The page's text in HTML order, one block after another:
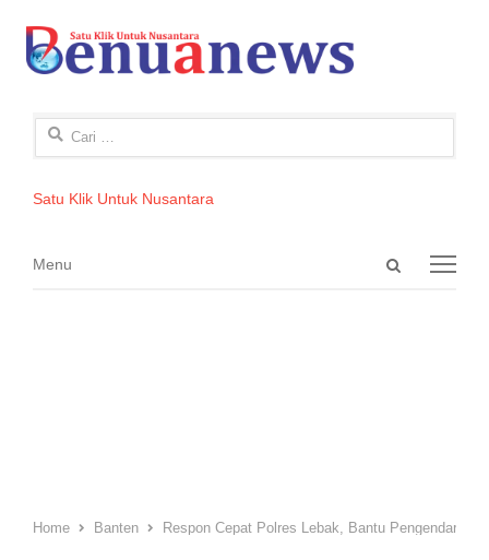
Cari
Satu Klik Untuk Nusantara
Open
Menu
Menu
Home Banten Respon Cepat Polres Lebak, Bantu Pengendara